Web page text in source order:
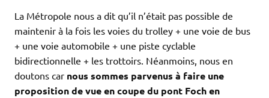
La Métropole nous a dit qu’il n’était pas possible de
maintenir à la fois les voies du trolley + une voie de bus
+ une voie automobile + une piste cyclable
bidirectionnelle + les trottoirs. Néanmoins, nous en
doutons car nous sommes parvenus à faire une
proposition de vue en coupe du pont Foch en